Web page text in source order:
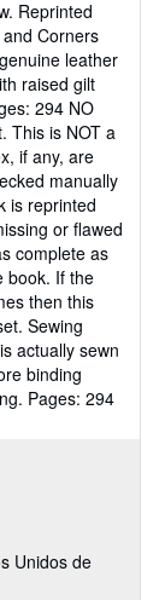
Unidos de
Reprinted
Corners
leather
raised gilt
294 NO
This is NOT a
if any, are
manually
is reprinted
or flawed
complete as
book. If the
then this
Sewing
actually sewn
binding
Pages: 294